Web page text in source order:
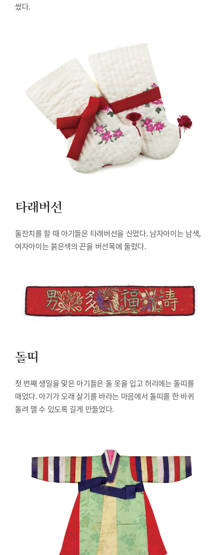
썼다.
타래버선
돌잔치를 할 때 아기들은 타래버선을 신었다. 남자아이는 남색,
여자아이는 붉은색의 끈을 버선목에 둘렀다.
돌띠
첫 번째 생일을 맞은 아기들은 돌 옷을 입고 허리에는 돌띠를
매었다. 아기가 오래 살기를 바라는 마음에서 돌띠를 한 바퀴
돌려 맬 수 있도록 길게 만들었다.